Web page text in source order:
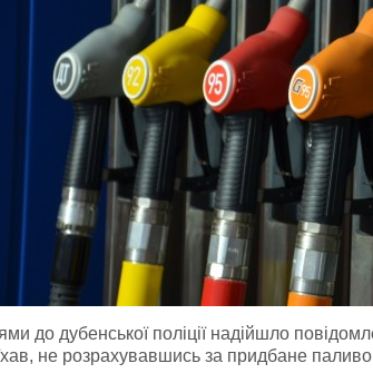
до дубенської поліції надійшло
не розрахувавшись за придбане